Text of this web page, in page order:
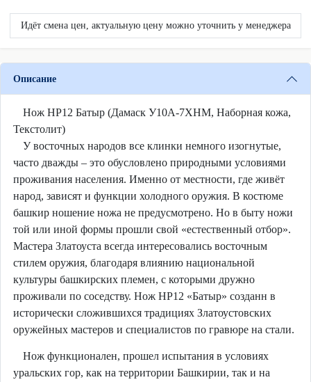
Идёт смена цен, актуальную цену можно уточнить у менеджера
Описание
Нож НР12 Батыр (Дамаск У10А-7ХНМ, Наборная кожа,
Текстолит)
У восточных народов все клинки немного изогнутые,
часто дважды – это обусловлено природными условиями
проживания населения. Именно от местности, где живёт
народ, зависят и функции холодного оружия. В костюме
башкир ношение ножа не предусмотрено. Но в быту ножи
той или иной формы прошли свой «естественный отбор».
Мастера Златоуста всегда интересовались восточным
стилем оружия, благодаря влиянию национальной
культуры башкирских племен, с которыми дружно
проживали по соседству. Нож НР12 «Батыр» созданн в
исторически сложившихся традициях Златоустовских
оружейных мастеров и специалистов по гравюре на стали.
Нож функционален, прошел испытания в условиях
уральских гор, как на территории Башкирии, так и на